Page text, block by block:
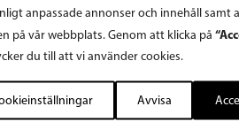
anpassade annonser och innehåll samt
på vår webbplats. Genom att klicka på
du till att vi använder cookies.
Avvisa
arbete i Finland står för en
som gör ett
evangelisk-lutherska
människor (varav över